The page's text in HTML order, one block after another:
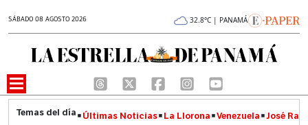
SÁBADO 08 AGOSTO 2026 32.8°C | PANAMÁ
Últimas Noticias La Llorona Venezuela José